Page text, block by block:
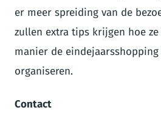
er meer spreiding van de
zullen extra tips krijgen hoe
manier de
organiseren.
Contact